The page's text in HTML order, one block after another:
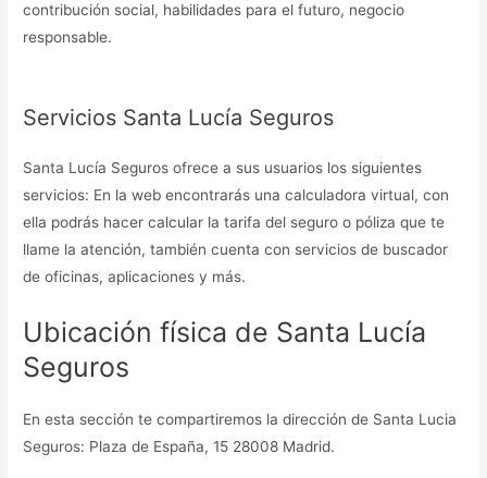
contribución social, habilidades para el futuro, negocio
responsable.
Servicios Santa Lucía Seguros
Santa Lucía Seguros ofrece a sus usuarios los siguientes
servicios: En la web encontrarás una calculadora virtual, con
ella podrás hacer calcular la tarifa del seguro o póliza que te
llame la atención, también cuenta con servicios de buscador
de oficinas, aplicaciones y más.
Ubicación física de Santa Lucía
Seguros
En esta sección te compartiremos la dirección de Santa Lucia
Seguros: Plaza de España, 15 28008 Madrid.